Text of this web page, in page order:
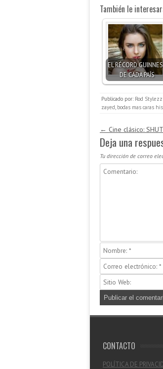
También le
EL RÉCORD
DE CADA PAÍS
Publicado por: Rod Stylezz
zayed bodas mas caras
Navegación de entradas
← Cine clásico:
Deja una
Tu dirección de correo
CONTACTO
POLÍTICA DE